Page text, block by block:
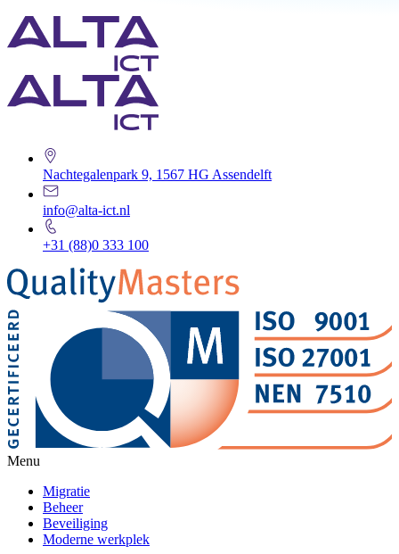
Nachtegalenpark 9, 1567 HG Assendelft
info@alta-ict.nl
+31 (88)0 333 100
Menu
Migratie
Beheer
Beveiliging
Moderne werkplek